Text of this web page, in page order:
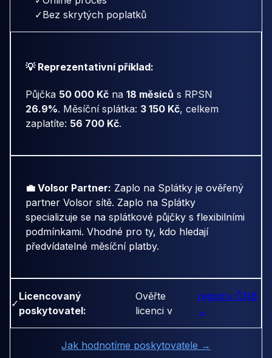
✓Bez skrytých poplatků
💡 Reprezentativní příklad:
Půjčka 50 000 Kč na 18 měsíců s RPSN
26.9%. Měsíční splátka: 3 150 Kč, celkem
zaplatíte: 56 700 Kč.
💼 Volsor Partner: Zaplo na Splátky je ověřený
partner Volsor sítě. Zaplo na Splátky
specializuje se na splátkové půjčky s flexibilními
podmínkami. Vhodné pro ty, kdo hledají
předvídatelné měsíční platby.
✓
Licencovaný
poskytovatel:
Ověřte
licenci v
registru ČNB
→
Jak hodnotíme poskytovatele →